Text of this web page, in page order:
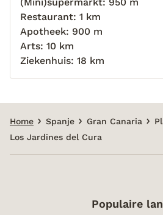
Restaurant: 1 km
Apotheek: 900 m
Arts: 10 km
Ziekenhuis: 18 km
Home Spanje Gran Canaria
Los Jardines del Cura
Populaire